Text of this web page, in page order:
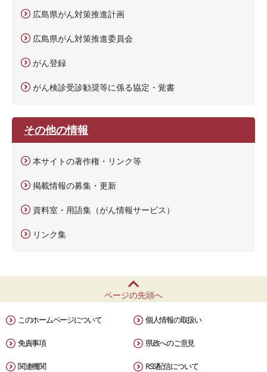
広島県がん対策推進計画
広島県がん対策推進委員会
がん登録
がん検診受診勧奨等に係る協定・覚書
その他の情報
本サイトの著作権・リンク等
掲載情報の募集・更新
資料室・用語集（がん情報サービス）
リンク集
ページの先頭へ
このホームページについて 個人情報の取扱い
免責事項 県政へのご意見
関連機関 RSS配信について